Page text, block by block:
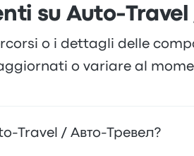
su Auto-Travel
o i dettagli delle
o variare al
Travel / Авто-Тревел?